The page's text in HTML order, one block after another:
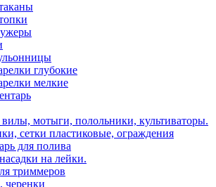
глубокие
мелкие
вилы, мотыги, полольники, культиваторы.
сетки пластиковые, ограждения
для полива
на лейки.
триммеров
черенки